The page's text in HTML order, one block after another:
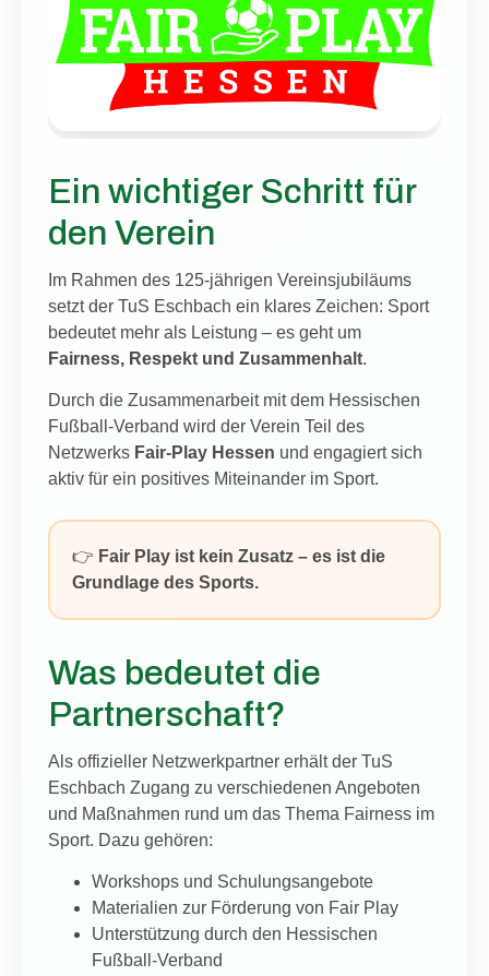
Ein wichtiger Schritt für
den Verein
Im Rahmen des 125-jährigen Vereinsjubiläums
setzt der TuS Eschbach ein klares Zeichen: Sport
bedeutet mehr als Leistung – es geht um
Fairness, Respekt und Zusammenhalt.
Durch die Zusammenarbeit mit dem Hessischen
Fußball-Verband wird der Verein Teil des
Netzwerks Fair-Play Hessen und engagiert sich
aktiv für ein positives Miteinander im Sport.
👉 Fair Play ist kein Zusatz – es ist die
Grundlage des Sports.
Was bedeutet die
Partnerschaft?
Als offizieller Netzwerkpartner erhält der TuS
Eschbach Zugang zu verschiedenen Angeboten
und Maßnahmen rund um das Thema Fairness im
Sport. Dazu gehören:
Workshops und Schulungsangebote
Materialien zur Förderung von Fair Play
Unterstützung durch den Hessischen
Fußball-Verband